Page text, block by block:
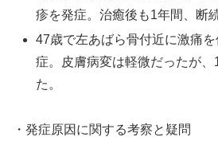
疹を発症。治癒後も1年間、断
47歳で左あばら骨付近に激痛
症。皮膚病変は軽微だったが
た。
・発症原因に関する考察と疑問